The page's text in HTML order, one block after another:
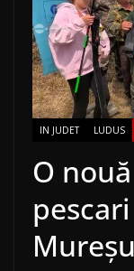
IN JUDET LUDUS
O